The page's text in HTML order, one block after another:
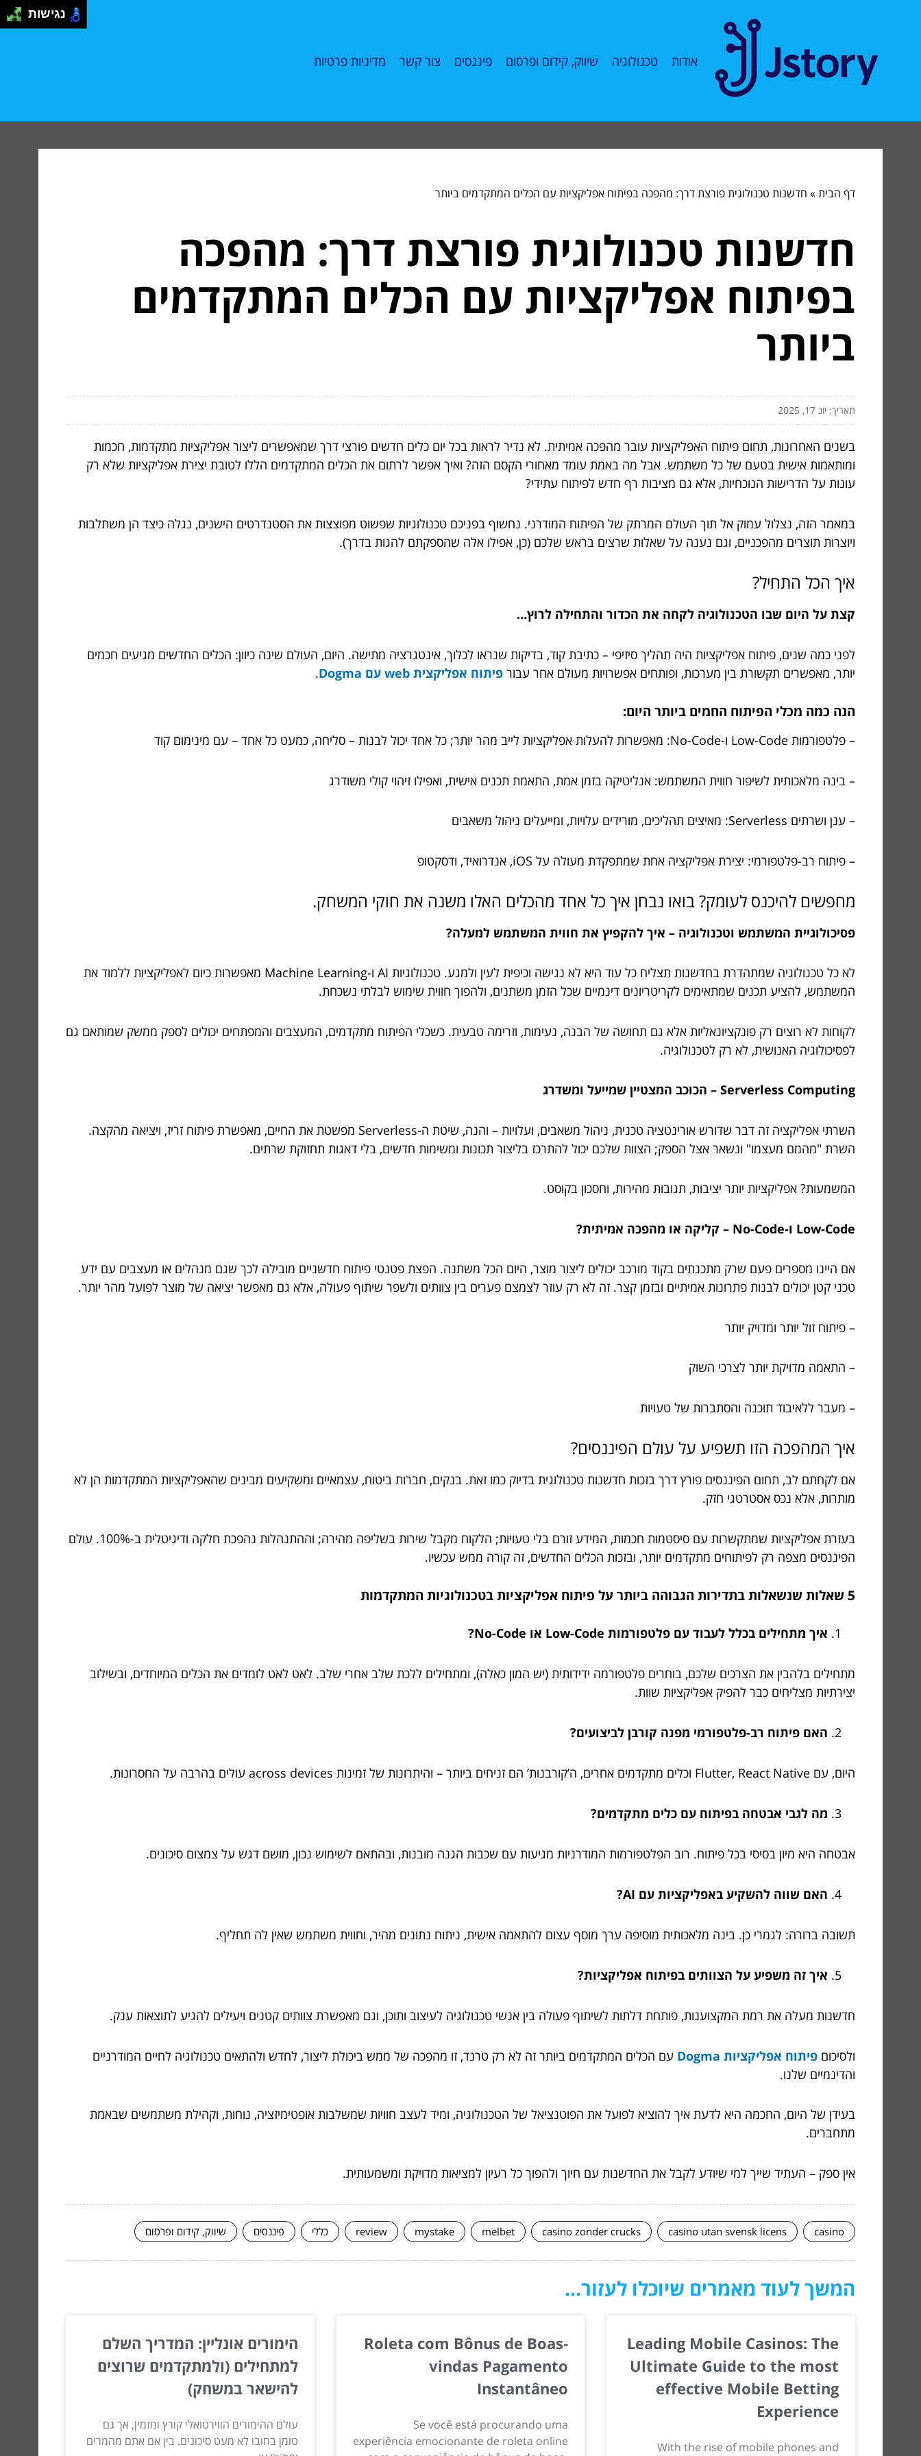
אודות טכנולוגיה שיווק, קידום ופרסום פיננסים צור קשר מדיניות פרטיות
דף הבית» חדשנות טכנולוגית פורצת דרך: מהפכה בפיתוח אפליקציות עם הכלים המתקדמים ביותר
חדשנות טכנולוגית פורצת דרך: מהפכה
בפיתוח אפליקציות עם הכלים המתקדמים
ביותר
תאריך: יונ 17, 2025
בשנים האחרונות, תחום פיתוח האפליקציות עובר מהפכה אמיתית. לא נדיר לראות בכל יום כלים חדשים פורצי דרך שמאפשרים ליצור אפליקציות מתקדמות, חכמות
ומותאמות אישית בטעם של כל משתמש. אבל מה באמת עומד מאחורי הקסם הזה? ואיך אפשר לרתום את הכלים המתקדמים הללו לטובת יצירת אפליקציות שלא רק
עונות על הדרישות הנוכחיות, אלא גם מציבות רף חדש לפיתוח עתידי?
במאמר הזה, נצלול עמוק אל תוך העולם המרתק של הפיתוח המודרני. נחשוף בפניכם טכנולוגיות שפשוט מפוצצות את הסטנדרטים הישנים, נגלה כיצד הן משתלבות
ויוצרות תוצרים מהפכניים, וגם נענה על שאלות שרצים בראש שלכם (כן, אפילו אלה שהספקתם להגות בדרך).
איך הכל התחיל?
קצת על היום שבו הטכנולוגיה לקחה את הכדור והתחילה לרוץ…
לפני כמה שנים, פיתוח אפליקציות היה תהליך סיזיפי – כתיבת קוד, בדיקות שנראו לכלוך, אינטגרציה מתישה. היום, העולם שינה כיוון: הכלים החדשים מגיעים חכמים
יותר, מאפשרים תקשורת בין מערכות, ופותחים אפשרויות מעולם אחר עבור פיתוח אפליקצית web עם Dogma .
הנה כמה מכלי הפיתוח החמים ביותר היום:
– פלטפורמות Low-Code ו-No-Code: מאפשרות להעלות אפליקציות לייב מהר יותר; כל אחד יכול לבנות – סליחה, כמעט כל אחד – עם מינימום קוד
– בינה מלאכותית לשיפור חווית המשתמש: אנליטיקה בזמן אמת, התאמת תכנים אישית, ואפילו זיהוי קולי משודרג
– ענן ושרתים Serverless: מאיצים תהליכים, מורידים עלויות, ומייעלים ניהול משאבים
– פיתוח רב-פלטפורמי: יצירת אפליקציה אחת שמתפקדת מעולה על iOS, אנדרואיד, ודסקטופ
מחפשים להיכנס לעומק? בואו נבחן איך כל אחד מהכלים האלו משנה את חוקי המשחק.
פסיכולוגיית המשתמש וטכנולוגיה – איך להקפיץ את חווית המשתמש למעלה?
לא כל טכנולוגיה שמתהדרת בחדשנות תצליח כל עוד היא לא נגישה וכיפית לעין ולמגע. טכנולוגיות AI ו-Machine Learning מאפשרות כיום לאפליקציות ללמוד את
המשתמש, להציע תכנים שמתאימים לקריטריונים דינמיים שכל הזמן משתנים, ולהפוך חווית שימוש לבלתי נשכחת.
לקוחות לא רוצים רק פונקציונאליות אלא גם תחושה של הבנה, נעימות, וזרימה טבעית. כשכלי הפיתוח מתקדמים, המעצבים והמפתחים יכולים לספק ממשק שמותאם גם
לפסיכולוגיה האנושית, לא רק לטכנולוגיה.
Serverless Computing – הכוכב המצטיין שמייעל ומשדרג
השרתי אפליקציה זה דבר שדורש אורינטציה טכנית, ניהול משאבים, ועלויות – והנה, שיטת ה-Serverless מפשטת את החיים, מאפשרת פיתוח זריז, ויציאה מהקצה.
השרת "מהמם מעצמו" ונשאר אצל הספק; הצוות שלכם יכול להתרכז בליצור תכונות ומשימות חדשים, בלי דאגות תחזוקת שרתים.
המשמעות? אפליקציות יותר יציבות, תגובות מהירות, וחסכון בקוסט.
Low-Code ו-No-Code – קליקה או מהפכה אמיתית?
אם היינו מספרים פעם שרק מתכנתים בקוד מורכב יכולים ליצור מוצר, היום הכל משתנה. הפצת פטנטי פיתוח חדשניים מובילה לכך שגם מנהלים או מעצבים עם ידע
טכני קטן יכולים לבנות פתרונות אמיתיים ובזמן קצר. זה לא רק עוזר לצמצם פערים בין צוותים ולשפר שיתוף פעולה, אלא גם מאפשר יציאה של מוצר לפועל מהר יותר.
– פיתוח זול יותר ומדויק יותר
– התאמה מדויקת יותר לצרכי השוק
– מעבר ללאיבוד תוכנה והסתברות של טעויות
איך המהפכה הזו תשפיע על עולם הפיננסים?
אם לקחתם לב, תחום הפיננסים פורץ דרך בזכות חדשנות טכנולוגית בדיוק כמו זאת. בנקים, חברות ביטוח, עצמאיים ומשקיעים מבינים שהאפליקציות המתקדמות הן לא
מותרות, אלא נכס אסטרטגי חזק.
בעזרת אפליקציות שמתקשרות עם סיסטמות חכמות, המידע זורם בלי טעויות; הלקוח מקבל שירות בשליפה מהירה; וההתנהלות נהפכת חלקה ודיגיטלית ב-100%. עולם
הפיננסים מצפה רק לפיתוחים מתקדמים יותר, ובזכות הכלים החדשים, זה קורה ממש עכשיו.
5 שאלות שנשאלות בתדירות הגבוהה ביותר על פיתוח אפליקציות בטכנולוגיות המתקדמות
איך מתחילים בכלל לעבוד עם פלטפורמות Low-Code או No-Code?
מתחילים בלהבין את הצרכים שלכם, בוחרים פלטפורמה ידידותית (יש המון כאלה), ומתחילים ללכת שלב אחרי שלב. לאט לאט לומדים את הכלים המיוחדים, ובשילוב
יצירתיות מצליחים כבר להפיק אפליקציות שוות.
האם פיתוח רב-פלטפורמי מפנה קורבן לביצועים?
היום, עם Flutter, React Native וכלים מתקדמים אחרים, ה’קורבנות’ הם זניחים ביותר – והיתרונות של זמינות across devices עולים בהרבה על החסרונות.
מה לגבי אבטחה בפיתוח עם כלים מתקדמים?
אבטחה היא מיון בסיסי בכל פיתוח. רוב הפלטפורמות המודרניות מגיעות עם שכבות הגנה מובנות, ובהתאם לשימוש נכון, מושם דגש על צמצום סיכונים.
האם שווה להשקיע באפליקציות עם AI?
תשובה ברורה: לגמרי כן. בינה מלאכותית מוסיפה ערך מוסף עצום להתאמה אישית, ניתוח נתונים מהיר, וחווית משתמש שאין לה תחליף.
איך זה משפיע על הצוותים בפיתוח אפליקציות?
חדשנות מעלה את רמת המקצוענות, פותחת דלתות לשיתוף פעולה בין אנשי טכנולוגיה לעיצוב ותוכן, וגם מאפשרת צוותים קטנים ויעילים להגיע לתוצאות ענק.
ולסיכום פיתוח אפליקציות Dogma
עם הכלים המתקדמים ביותר זה לא רק טרנד, זו מהפכה של ממש ביכולת ליצור, לחדש ולהתאים טכנולוגיה לחיים המודרניים
והדינמיים שלנו.
בעידן של היום, החכמה היא לדעת איך להוציא לפועל את הפוטנציאל של הטכנולוגיה, ומיד לעצב חוויות שמשלבות אופטימיזציה, נוחות, וקהילת משתמשים שבאמת
מתחברים.
אין ספק – העתיד שייך למי שיודע לקבל את החדשנות עם חיוך ולהפוך כל רעיון למציאות מדויקת ומשמעותית.
casino
casino utan svensk licens
casino zonder crucks
melbet
mystake
review כללי פיננסים שיווק, קידום ופרסום
המשך לעוד מאמרים שיוכלו לעזור...
Leading Mobile Casinos: The
Ultimate Guide to the most
effective Mobile Betting
Experience
With the rise of mobile phones and
Roleta com Bônus de Boas-
vindas Pagamento
Instantâneo
Se você está procurando uma
experiência emocionante de roleta online
הימורים אונליין: המדריך השלם
למתחילים (ולמתקדמים שרוצים
להישאר במשחק)
עולם ההימורים הווירטואלי קורץ ומזמין, אך גם
טומן בחובו לא מעט סיכונים. בין אם אתם מהמרים
נגישות